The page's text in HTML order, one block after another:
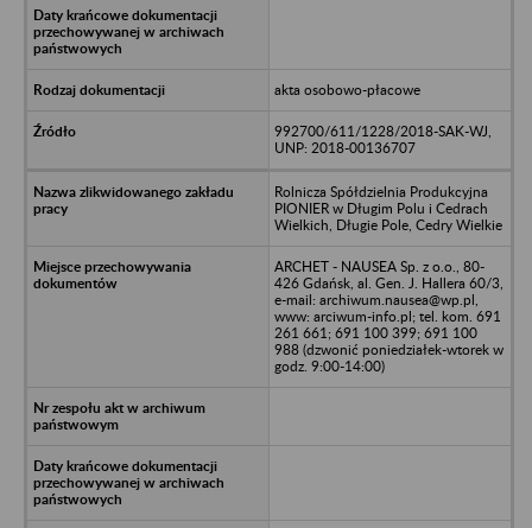
akta osobowo-płacowe
992700/611/1228/2018-SAK-WJ,
UNP: 2018-00136707
Rolnicza Spółdzielnia Produkcyjna
PIONIER w Długim Polu i Cedrach
Wielkich, Długie Pole, Cedry Wielkie
ARCHET - NAUSEA Sp. z o.o., 80-
426 Gdańsk, al. Gen. J. Hallera 60/3,
e-mail: archiwum.nausea@wp.pl,
www: arciwum-info.pl; tel. kom. 691
261 661; 691 100 399; 691 100
988 (dzwonić poniedziałek-wtorek w
godz. 9:00-14:00)